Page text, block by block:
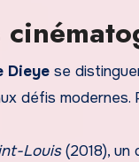
Dieye se
défis modernes.
Louis(2018), un